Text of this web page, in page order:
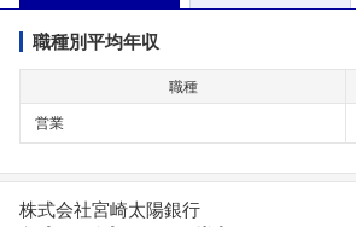
職種別平均年収
職種
営業
株式会社宮崎太陽銀行